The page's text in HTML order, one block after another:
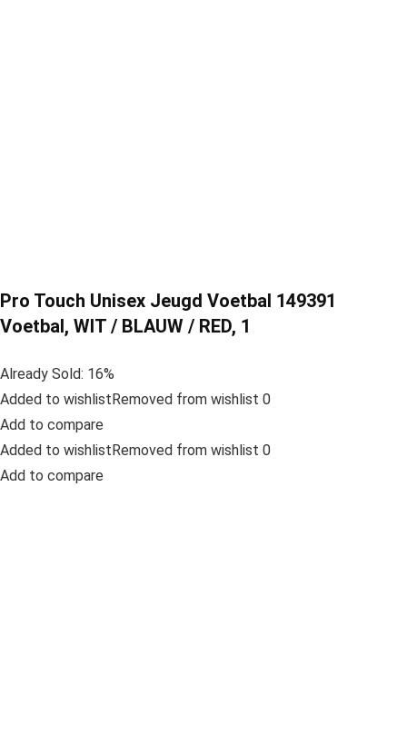
Pro Touch Unisex Jeugd Voetbal 149391
Voetbal, WIT / BLAUW / RED, 1
Already Sold: 16%
Added to wishlistRemoved from wishlist 0
Add to compare
Added to wishlistRemoved from wishlist 0
Add to compare